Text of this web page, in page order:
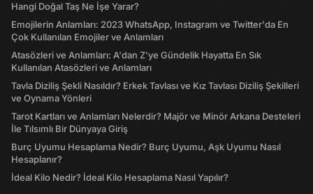
Hangi Doğal Taş Ne İşe Yarar?
Emojilerin Anlamları: 2023 WhatsApp, Instagram ve Twitter'da En
Çok Kullanılan Emojiler ve Anlamları
Atasözleri ve Anlamları: A'dan Z'ye Gündelik Hayatta En Sık
Kullanılan Atasözleri ve Anlamları
Tavla Diziliş Şekli Nasıldır? Erkek Tavlası ve Kız Tavlası Diziliş Şekilleri
ve Oynama Yönleri
Tarot Kartları ve Anlamları Nelerdir? Majör ve Minör Arkana Desteleri
İle Tılsımlı Bir Dünyaya Giriş
Burç Uyumu Hesaplama Nedir? Burç Uyumu, Aşk Uyumu Nasıl
Hesaplanır?
İdeal Kilo Nedir? İdeal Kilo Hesaplama Nasıl Yapılır?